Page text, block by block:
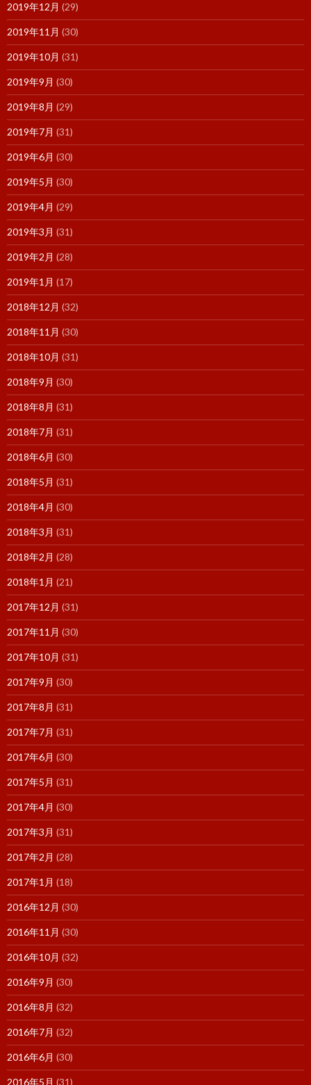
2019年12月 (29)
2019年11月 (30)
2019年10月 (31)
2019年9月 (30)
2019年8月 (29)
2019年7月 (31)
2019年6月 (30)
2019年5月 (30)
2019年4月 (29)
2019年3月 (31)
2019年2月 (28)
2019年1月 (17)
2018年12月 (32)
2018年11月 (30)
2018年10月 (31)
2018年9月 (30)
2018年8月 (31)
2018年7月 (31)
2018年6月 (30)
2018年5月 (31)
2018年4月 (30)
2018年3月 (31)
2018年2月 (28)
2018年1月 (21)
2017年12月 (31)
2017年11月 (30)
2017年10月 (31)
2017年9月 (30)
2017年8月 (31)
2017年7月 (31)
2017年6月 (30)
2017年5月 (31)
2017年4月 (30)
2017年3月 (31)
2017年2月 (28)
2017年1月 (18)
2016年12月 (30)
2016年11月 (30)
2016年10月 (32)
2016年9月 (30)
2016年8月 (32)
2016年7月 (32)
2016年6月 (30)
2016年5月 (31)